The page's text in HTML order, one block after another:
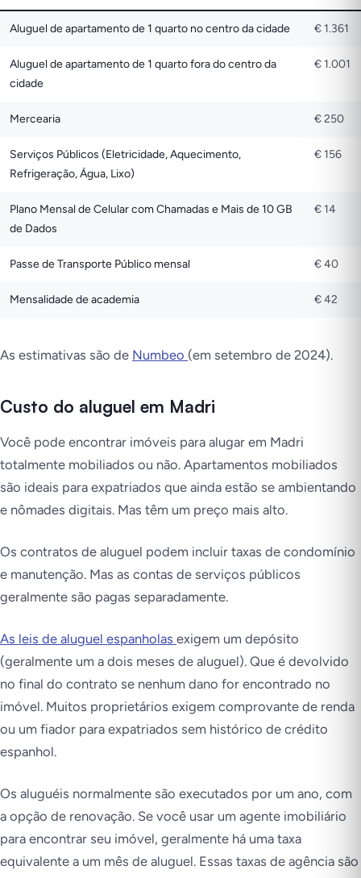
Aluguel de apartamento de 1 quarto no centro da cidade € 1.361
Aluguel de apartamento de 1 quarto fora do centro da
cidade
€ 1.001
Mercearia € 250
Serviços Públicos (Eletricidade, Aquecimento,
Refrigeração, Água, Lixo)
€ 156
Plano Mensal de Celular com Chamadas e Mais de 10 GB
de Dados
€ 14
Passe de Transporte Público mensal € 40
Mensalidade de academia € 42
As estimativas são de Numbeo (em setembro de 2024).
Custo do aluguel em Madri
Você pode encontrar imóveis para alugar em Madri
totalmente mobiliados ou não. Apartamentos mobiliados
são ideais para expatriados que ainda estão se ambientando
e nômades digitais. Mas têm um preço mais alto.
Os contratos de aluguel podem incluir taxas de condomínio
e manutenção. Mas as contas de serviços públicos
geralmente são pagas separadamente.
As leis de aluguel espanholas exigem um depósito
(geralmente um a dois meses de aluguel). Que é devolvido
no final do contrato se nenhum dano for encontrado no
imóvel. Muitos proprietários exigem comprovante de renda
ou um fiador para expatriados sem histórico de crédito
espanhol.
Os aluguéis normalmente são executados por um ano, com
a opção de renovação. Se você usar um agente imobiliário
para encontrar seu imóvel, geralmente há uma taxa
equivalente a um mês de aluguel. Essas taxas de agência são